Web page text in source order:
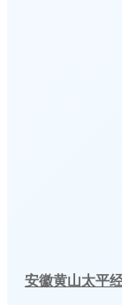
安徽黄山太平